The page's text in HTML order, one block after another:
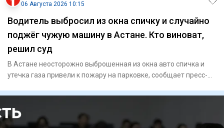
06 Августа 2026 10:15
Водитель выбросил из окна спичку и случайно
поджёг чужую машину в Астане. Кто виноват,
решил суд
В Астане неосторожно выброшенная из окна авто спичка и
утечка газа привели к пожару на парковке, сообщает пресс-